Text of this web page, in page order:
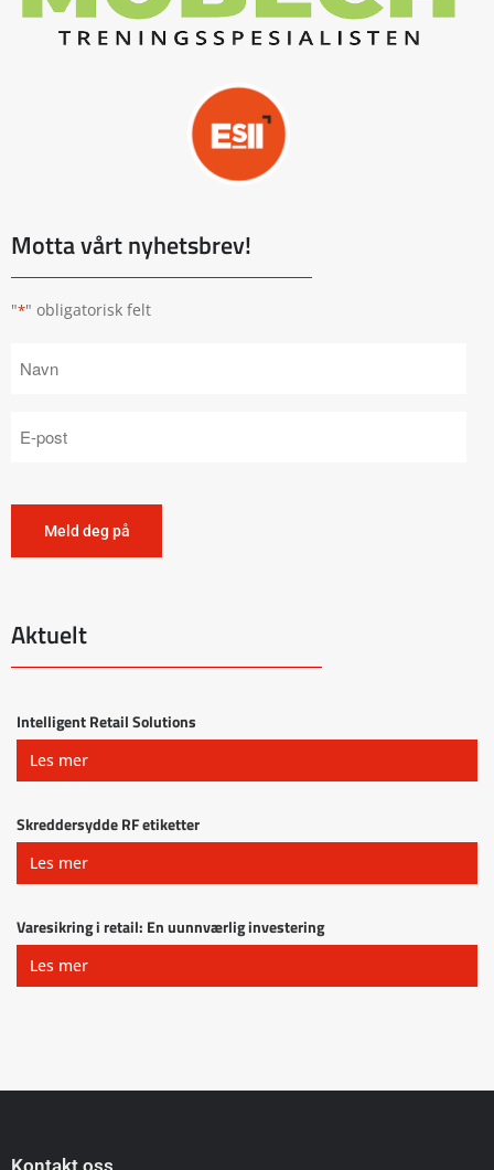
Motta vårt nyhetsbrev!
"*" obligatorisk felt
Aktuelt
Intelligent Retail Solutions
Les mer
Skreddersydde RF etiketter
Les mer
Varesikring i retail: En uunnværlig investering
Les mer